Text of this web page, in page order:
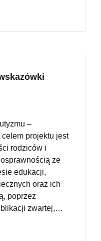
–
projektu jest
rodziców i
ze
edukacji,
oraz ich
poprzez
zwartej,…